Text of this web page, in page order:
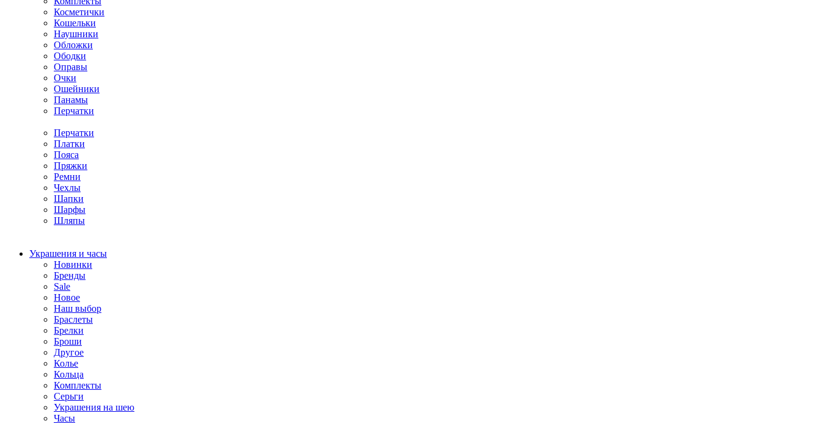
Косметички
Кошельки
Наушники
Обложки
Ободки
Оправы
Очки
Ошейники
Панамы
Перчатки
Перчатки
Платки
Пояса
Пряжки
Ремни
Чехлы
Шапки
Шарфы
Шляпы
Украшения и часы
Новинки
Бренды
Sale
Новое
Наш выбор
Браслеты
Брелки
Броши
Другое
Колье
Кольца
Комплекты
Серьги
Украшения на шею
Часы